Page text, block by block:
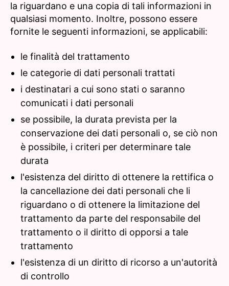
la riguardano e una copia di tali informazioni in
qualsiasi momento. Inoltre, possono essere
fornite le seguenti informazioni, se applicabili:
le finalità del trattamento
le categorie di dati personali trattati
i destinatari a cui sono stati o saranno
comunicati i dati personali
se possibile, la durata prevista per la
conservazione dei dati personali o, se ciò non
è possibile, i criteri per determinare tale
durata
l'esistenza del diritto di ottenere la rettifica o
la cancellazione dei dati personali che li
riguardano o di ottenere la limitazione del
trattamento da parte del responsabile del
trattamento o il diritto di opporsi a tale
trattamento
l'esistenza di un diritto di ricorso a un'autorità
di controllo